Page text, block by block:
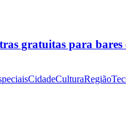
gratuitas para
CidadeCulturaRegião